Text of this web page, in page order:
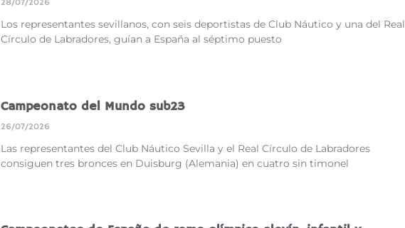
28/07/2026
Los representantes sevillanos, con seis deportistas de Club Náutico y una del Real
Círculo de Labradores, guían a España al séptimo puesto
Campeonato del Mundo sub23
26/07/2026
Las representantes del Club Náutico Sevilla y el Real Círculo de Labradores
consiguen tres bronces en Duisburg (Alemania) en cuatro sin timonel